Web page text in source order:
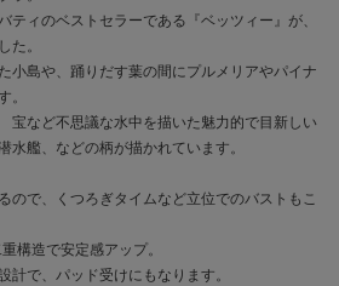
ィのベストセラーである『ベッツィー』が、
た。
小島や、踊りだす葉の間にプルメリアやパイナ
。
宝など不思議な水中を描いた魅力的で目新しい
水艦、などの柄が描かれています。
ので、くつろぎタイムなど立位でのバストもこ
構造で安定感アップ。
計で、パッド受けにもなります。